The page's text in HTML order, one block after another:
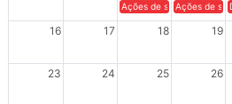
Ações de solidariedade
Ações de
16 17 18 19
23 24 25 26